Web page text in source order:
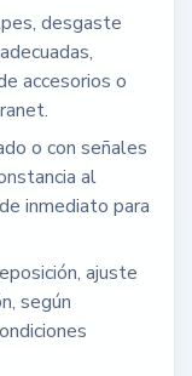
desgaste
accesorios o
o con señales
al
inmediato para
ajuste
según